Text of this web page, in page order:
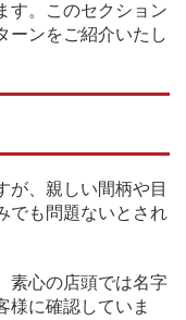
す。このセクション
ーンをご紹介いたし
が、親しい間柄や目
でも問題ないとされ
素心の店頭では名字
様に確認していま